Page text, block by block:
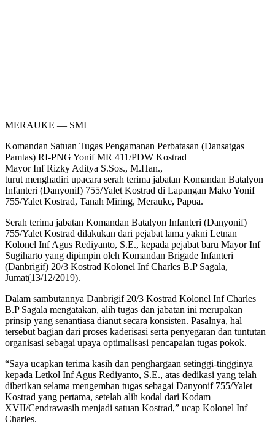
MERAUKE — SMI
Komandan Satuan Tugas Pengamanan Perbatasan (Dansatgas
Pamtas) RI-PNG Yonif MR 411/PDW Kostrad
Mayor Inf Rizky Aditya S.Sos., M.Han.,
turut menghadiri upacara serah terima jabatan Komandan Batalyon
Infanteri (Danyonif) 755/Yalet Kostrad di Lapangan Mako Yonif
755/Yalet Kostrad, Tanah Miring, Merauke, Papua.
Serah terima jabatan Komandan Batalyon Infanteri (Danyonif)
755/Yalet Kostrad dilakukan dari pejabat lama yakni Letnan
Kolonel Inf Agus Rediyanto, S.E., kepada pejabat baru Mayor Inf
Sugiharto yang dipimpin oleh Komandan Brigade Infanteri
(Danbrigif) 20/3 Kostrad Kolonel Inf Charles B.P Sagala,
Jumat(13/12/2019).
Dalam sambutannya Danbrigif 20/3 Kostrad Kolonel Inf Charles
B.P Sagala mengatakan, alih tugas dan jabatan ini merupakan
prinsip yang senantiasa dianut secara konsisten. Pasalnya, hal
tersebut bagian dari proses kaderisasi serta penyegaran dan tuntutan
organisasi sebagai upaya optimalisasi pencapaian tugas pokok.
“Saya ucapkan terima kasih dan penghargaan setinggi-tingginya
kepada Letkol Inf Agus Rediyanto, S.E., atas dedikasi yang telah
diberikan selama mengemban tugas sebagai Danyonif 755/Yalet
Kostrad yang pertama, setelah alih kodal dari Kodam
XVII/Cendrawasih menjadi satuan Kostrad,” ucap Kolonel Inf
Charles.